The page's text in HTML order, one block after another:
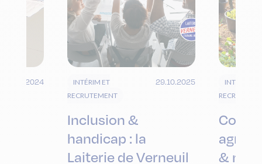
08.03.2024
INTÉRIM ET
RECRUTEMENT
29.10.2025
Inclusion &
handicap : la
Laiterie de Verneuil
INTÉRIM ET
agri-
&